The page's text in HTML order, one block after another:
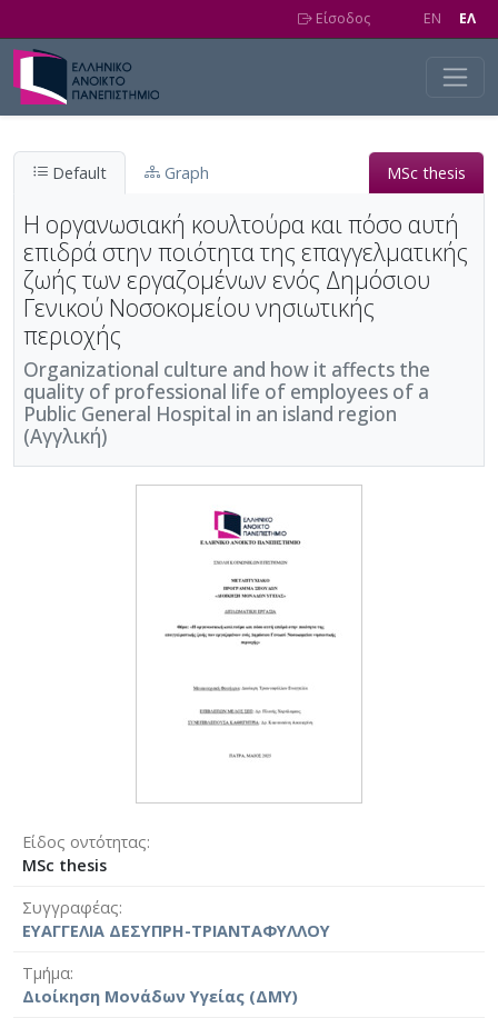
Είσοδος EN EΛ
Default Graph MSc thesis
Η οργανωσιακή κουλτούρα και πόσο αυτή
επιδρά στην ποιότητα της επαγγελματικής
ζωής των εργαζομένων ενός Δημόσιου
Γενικού Νοσοκομείου νησιωτικής
περιοχής
Organizational culture and how it affects the
quality of professional life of employees of a
Public General Hospital in an island region
(Αγγλική)
Είδος οντότητας
MSc thesis
Συγγραφέας
ΕΥΑΓΓΕΛΙΑ ΔΕΣΥΠΡΗ-ΤΡΙΑΝΤΑΦΥΛΛΟΥ
Τμήμα
Διοίκηση Μονάδων Υγείας (ΔΜΥ)